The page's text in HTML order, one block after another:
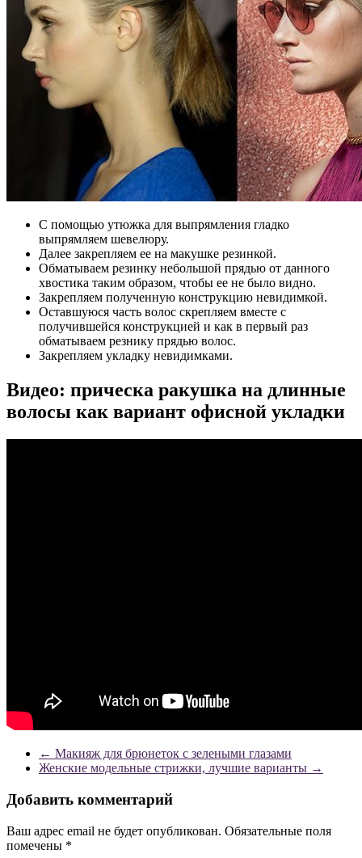
С помощью утюжка для выпрямления гладко
выпрямляем шевелюру.
Далее закрепляем ее на макушке резинкой.
Обматываем резинку небольшой прядью от данного
хвостика таким образом, чтобы ее не было видно.
Закрепляем полученную конструкцию невидимкой.
Оставшуюся часть волос скрепляем вместе с
получившейся конструкцией и как в первый раз
обматываем резнику прядью волос.
Закрепляем укладку невидимками.
Видео: прическа ракушка на длинные
волосы как вариант офисной укладки
← Макияж для брюнеток с зелеными глазами
Женские модельные стрижки, лучшие варианты →
Добавить комментарий
Ваш адрес email не будет опубликован. Обязательные поля
помечены *